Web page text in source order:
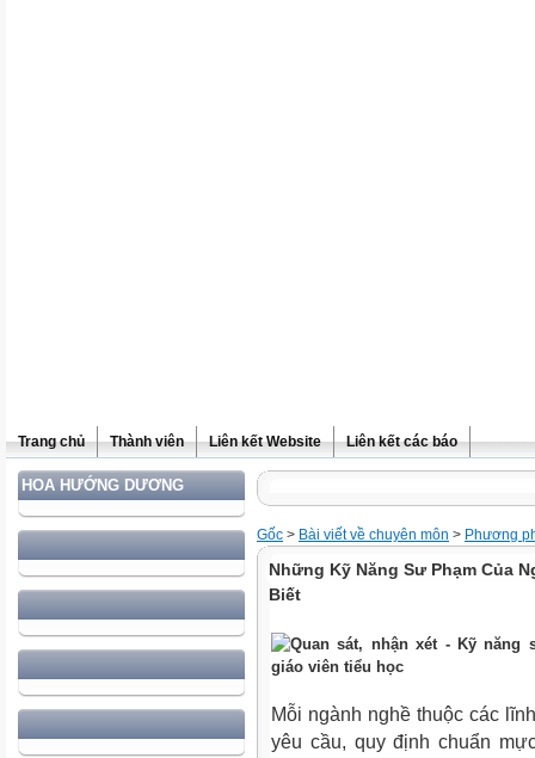
Trang chủ Thành viên Liên kết Website Liên kết các báo
HOA HƯỚNG DƯƠNG
Gốc > Bài viết về chuyên môn > Phương
Những Kỹ Năng Sư Phạm Của
Biết
Mỗi ngành nghề thuộc các
yêu cầu, quy định chuẩn